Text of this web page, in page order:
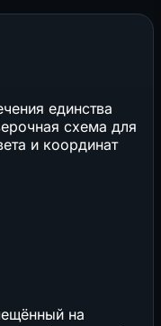
единства
схема для
и координат
на